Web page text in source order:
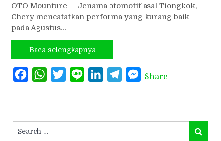
OTO Mounture — Jenama otomotif asal Tiongkok,
Chery mencatatkan performa yang kurang baik
pada Agustus…
Baca selengkapnya
FacebookWhatsAppTwitterLine LinkedInTelegramMessenger
Share
for:
Search